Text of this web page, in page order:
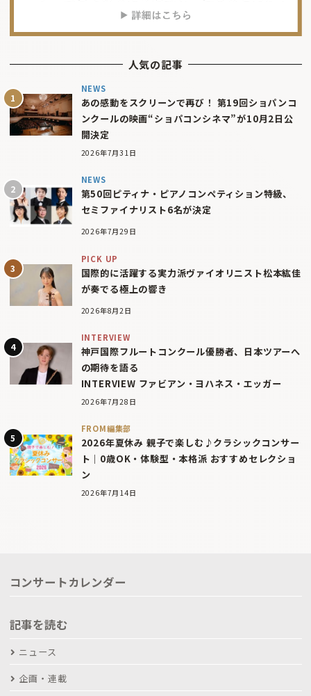
人気の記事
NEWS
あの感動をスクリーンで再び！ 第19回ショパンコ
ンクールの映画“ショパコンシネマ”が10月2日公
開決定
2026年7月31日
NEWS
第50回ピティナ・ピアノコンペティション特級、
セミファイナリスト6名が決定
2026年7月29日
PICK UP
国際的に活躍する実力派ヴァイオリニスト松本紘佳
が奏でる極上の響き
2026年8月2日
INTERVIEW
神戸国際フルートコンクール優勝者、日本ツアーへ
の期待を語る
INTERVIEW ファビアン・ヨハネス・エッガー
2026年7月28日
FROM編集部
2026年夏休み 親子で楽しむ♪クラシックコンサー
ト｜0歳OK・体験型・本格派 おすすめセレクショ
ン
2026年7月14日
コンサートカレンダー
記事を読む
ニュース
企画・連載